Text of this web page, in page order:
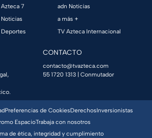
Azteca 7
Noticias
Deportes
adn Noticias
a más +
TV Azteca Internacional
CONTACTO
contacto@tvazteca.com
55 1720 1313 | Conmutador
Preferencias de CookiesDerechosInversionistas
EspacioTrabaja con nosotros
de ética, integridad y cumplimiento